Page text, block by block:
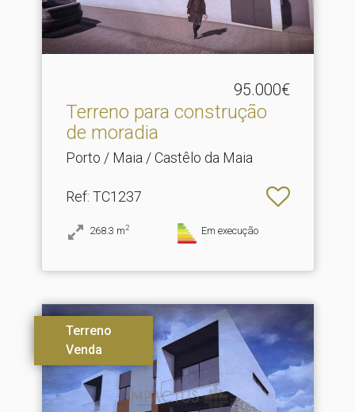
95.000€
Terreno para construção
de moradia
Porto / Maia / Castêlo da Maia
Ref: TC1237
268.3 m2 Em execução
Terreno
Venda